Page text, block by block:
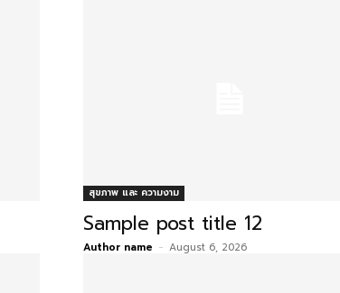
สุขภาพ และ ความงาม
Sample post title 12
Author name - August 6, 2026